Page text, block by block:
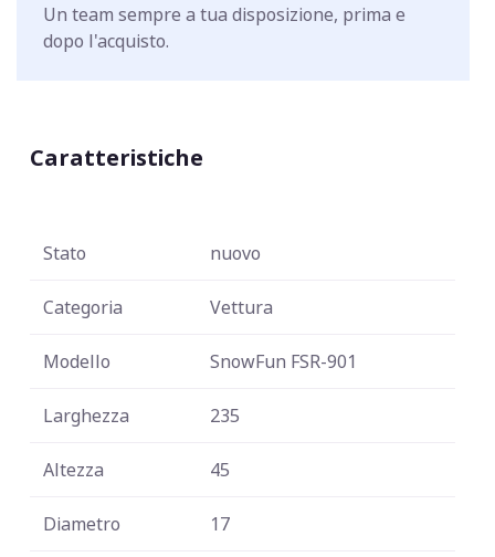
Un team sempre a tua disposizione, prima e
dopo l'acquisto.
Caratteristiche
Stato nuovo
Categoria Vettura
Modello SnowFun FSR-901
Larghezza 235
Altezza 45
Diametro 17